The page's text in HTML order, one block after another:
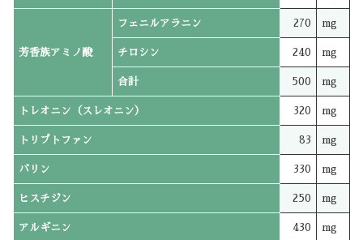
芳香族アミノ酸
フェニルアラニン 270 mg
チロシン 240 mg
合計 500 mg
トレオニン（スレオニン） 320 mg
トリプトファン 83 mg
バリン 330 mg
ヒスチジン 250 mg
アルギニン 430 mg